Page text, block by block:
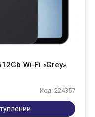
Wi-Fi «Grey»
Код: 224357